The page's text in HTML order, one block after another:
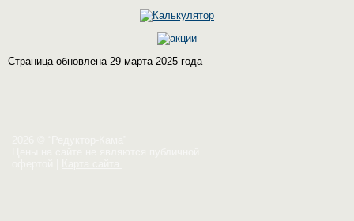
Страница обновлена 29 марта 2025 года